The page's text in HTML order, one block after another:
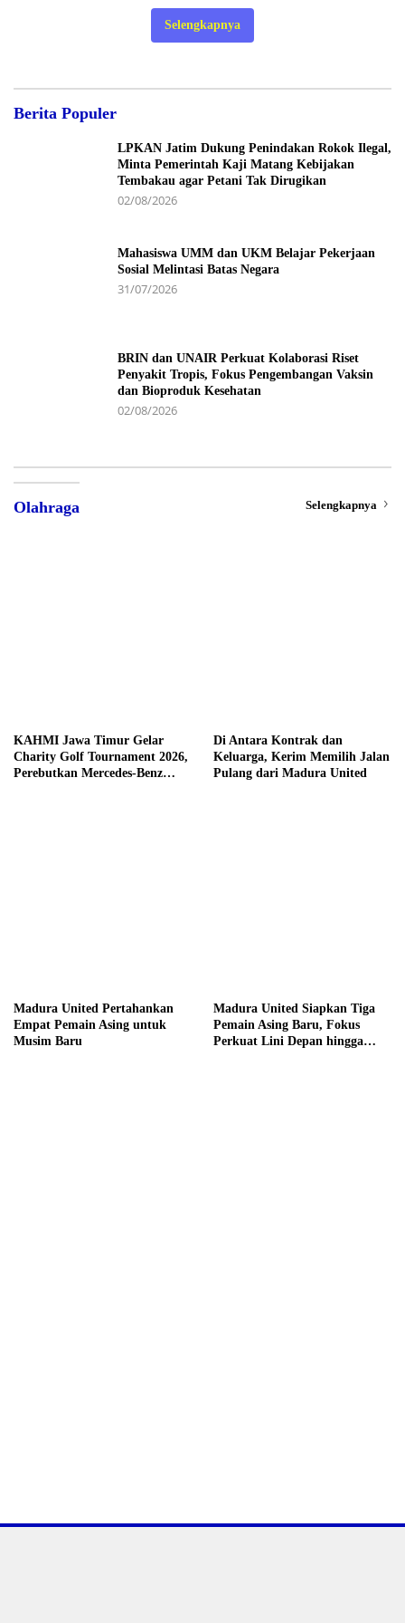
Selengkapnya
Berita Populer
LPKAN Jatim Dukung Penindakan Rokok Ilegal,
Minta Pemerintah Kaji Matang Kebijakan
Tembakau agar Petani Tak Dirugikan
02/08/2026
Mahasiswa UMM dan UKM Belajar Pekerjaan
Sosial Melintasi Batas Negara
31/07/2026
BRIN dan UNAIR Perkuat Kolaborasi Riset
Penyakit Tropis, Fokus Pengembangan Vaksin
dan Bioproduk Kesehatan
02/08/2026
Olahraga Selengkapnya
KAHMI Jawa Timur Gelar
Charity Golf Tournament 2026,
Perebutkan Mercedes-Benz
Di Antara Kontrak dan
Keluarga, Kerim Memilih Jalan
Pulang dari Madura United
Madura United Pertahankan
Empat Pemain Asing untuk
Musim Baru
Madura United Siapkan Tiga
Pemain Asing Baru, Fokus
Perkuat Lini Depan hingga